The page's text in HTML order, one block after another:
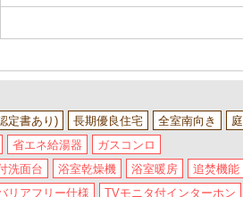
定書あり) 長期優良住宅 全室南向き
庭
省エネ給湯器
ガスコンロ
洗面台 浴室乾燥機 浴室暖房
追焚機能
リアフリー仕様
TVモニタ付インターホン